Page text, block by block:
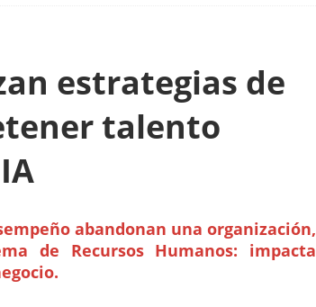
estrategias de
talento
abandonan una organización,
de Recursos Humanos: impacta